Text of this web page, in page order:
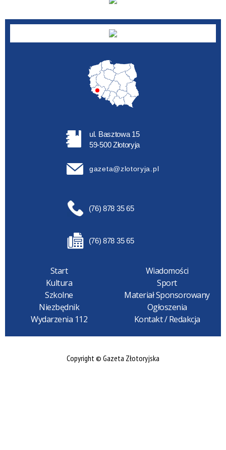
ul. Basztowa 15
59-500 Złotoryja
gazeta@zlotoryja.pl
(76) 878 35 65
(76) 878 35 65
Start
Wiadomości
Kultura
Sport
Szkolne
Materiał Sponsorowany
Niezbędnik
Ogłoszenia
Wydarzenia 112
Kontakt / Redakcja
Copyright © Gazeta Złotoryjska